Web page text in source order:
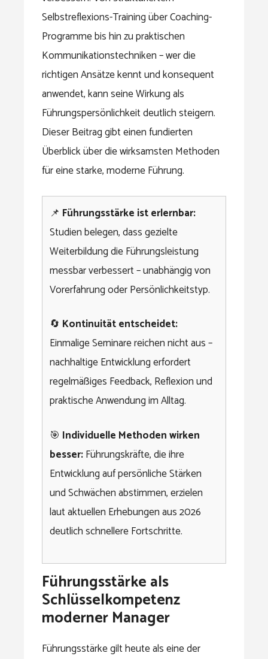
Selbstreflexions-Training über Coaching-
Programme bis hin zu praktischen
Kommunikationstechniken – wer die
richtigen Ansätze kennt und konsequent
anwendet, kann seine Wirkung als
Führungspersönlichkeit deutlich steigern.
Dieser Beitrag gibt einen fundierten
Überblick über die wirksamsten Methoden
für eine starke, moderne Führung.
📌 Führungsstärke ist erlernbar:
Studien belegen, dass gezielte
Weiterbildung die Führungsleistung
messbar verbessert – unabhängig von
Vorerfahrung oder Persönlichkeitstyp.
🔄 Kontinuität entscheidet:
Einmalige Seminare reichen nicht aus –
nachhaltige Entwicklung erfordert
regelmäßiges Feedback, Reflexion und
praktische Anwendung im Alltag.
🎯 Individuelle Methoden wirken
besser:Führungskräfte, die ihre
Entwicklung auf persönliche Stärken
und Schwächen abstimmen, erzielen
laut aktuellen Erhebungen aus 2026
deutlich schnellere Fortschritte.
Führungsstärke als
Schlüsselkompetenz
moderner Manager
Führungsstärke gilt heute als eine der